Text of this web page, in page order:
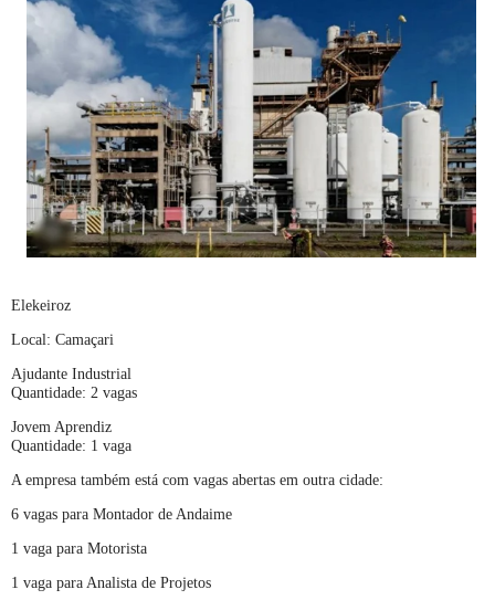
Elekeiroz
Local: Camaçari
Ajudante Industrial
Quantidade: 2 vagas
Jovem Aprendiz
Quantidade: 1 vaga
A empresa também está com vagas abertas em outra cidade:
6 vagas para Montador de Andaime
1 vaga para Motorista
1 vaga para Analista de Projetos